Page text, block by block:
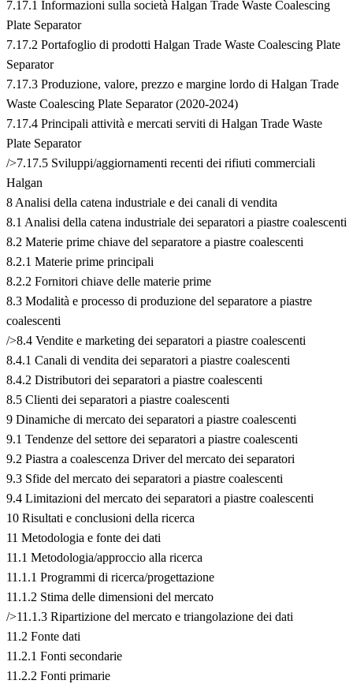
7.17.1 Informazioni sulla società Halgan Trade Waste Coalescing
Plate Separator
7.17.2 Portafoglio di prodotti Halgan Trade Waste Coalescing Plate
Separator
7.17.3 Produzione, valore, prezzo e margine lordo di Halgan Trade
Waste Coalescing Plate Separator (2020-2024)
7.17.4 Principali attività e mercati serviti di Halgan Trade Waste
Plate Separator
/>7.17.5 Sviluppi/aggiornamenti recenti dei rifiuti commerciali
Halgan
8 Analisi della catena industriale e dei canali di vendita
8.1 Analisi della catena industriale dei separatori a piastre coalescenti
8.2 Materie prime chiave del separatore a piastre coalescenti
8.2.1 Materie prime principali
8.2.2 Fornitori chiave delle materie prime
8.3 Modalità e processo di produzione del separatore a piastre
coalescenti
/>8.4 Vendite e marketing dei separatori a piastre coalescenti
8.4.1 Canali di vendita dei separatori a piastre coalescenti
8.4.2 Distributori dei separatori a piastre coalescenti
8.5 Clienti dei separatori a piastre coalescenti
9 Dinamiche di mercato dei separatori a piastre coalescenti
9.1 Tendenze del settore dei separatori a piastre coalescenti
9.2 Piastra a coalescenza Driver del mercato dei separatori
9.3 Sfide del mercato dei separatori a piastre coalescenti
9.4 Limitazioni del mercato dei separatori a piastre coalescenti
10 Risultati e conclusioni della ricerca
11 Metodologia e fonte dei dati
11.1 Metodologia/approccio alla ricerca
11.1.1 Programmi di ricerca/progettazione
11.1.2 Stima delle dimensioni del mercato
/>11.1.3 Ripartizione del mercato e triangolazione dei dati
11.2 Fonte dati
11.2.1 Fonti secondarie
11.2.2 Fonti primarie